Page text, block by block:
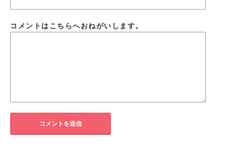
コメントはこちらへおねがいします。